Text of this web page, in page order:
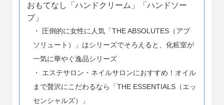
おもてなし「ハンドクリーム」「ハンドソー
プ」
圧倒的に女性に人気「THE ABSOLUTES（アブ
ソリュート）」はシリーズでそろえると、化粧室が
一気に華やぐ逸品シリーズ
エステサロン・ネイルサロンにおすすめ！オイル
まで贅沢にこだわるなら「THE ESSENTIALS（エッ
センシャルズ）」